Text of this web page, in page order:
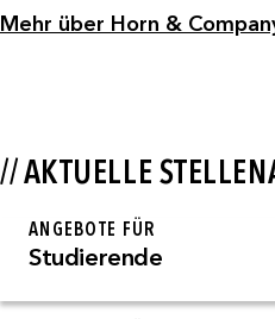
Mehr über Horn &
// AKTUELLE
ANGEBOTE FÜR
Studierende